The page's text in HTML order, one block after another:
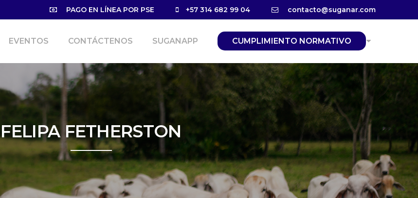
PAGO EN LÍNEA POR PSE +57 314 682 99 04 contacto@suganar.com
EVENTOS CONTÁCTENOS SUGANAPP CUMPLIMIENTO NORMATIVO
FELIPA FETHERSTON